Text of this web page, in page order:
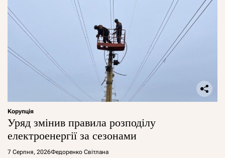
Корупція
Уряд змінив правила розподілу
електроенергії за сезонами
7 Серпня, 2026Федоренко Світлана